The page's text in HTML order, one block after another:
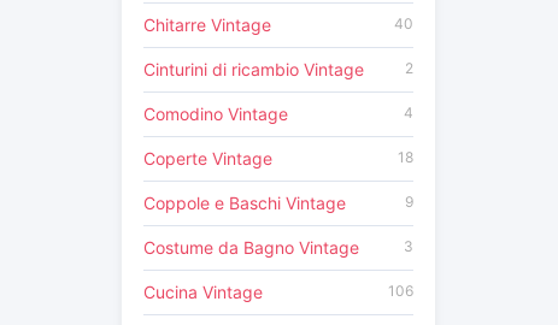
Chitarre Vintage 40
Cinturini di ricambio Vintage 2
Comodino Vintage 4
Coperte Vintage 18
Coppole e Baschi Vintage 9
Costume da Bagno Vintage 3
Cucina Vintage 106